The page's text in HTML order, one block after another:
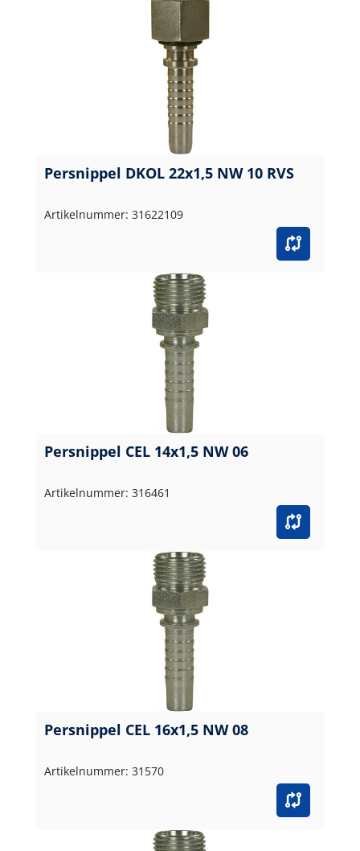
Persnippel DKOL 22x1,5 NW 10 RVS
Artikelnummer: 31622109
Persnippel CEL 14x1,5 NW 06
Artikelnummer: 316461
Persnippel CEL 16x1,5 NW 08
Artikelnummer: 31570